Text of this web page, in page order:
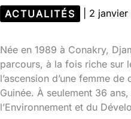
ACTUALITÉS 2
Née en 1989 à Conakry,
parcours, à la fois riche sur
l’ascension d’une femme
Guinée. À seulement 36
l’Environnement et du